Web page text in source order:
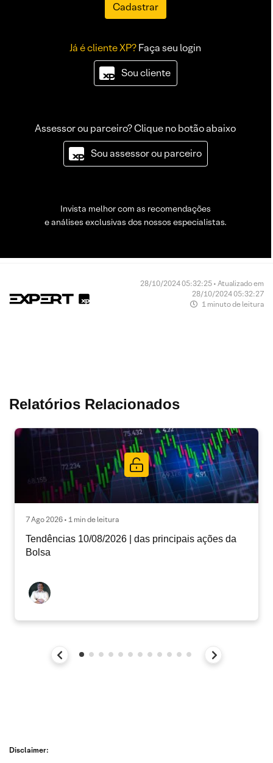
Cadastrar
Já é cliente XP?Faça seu login
Sou cliente
Assessor ou parceiro? Clique no botão abaixo
Sou assessor ou parceiro
Invista melhor com as recomendações
e análises exclusivas dos nossos especialistas.
28/10/2024 05:32:25 • Atualizado em
28/10/2024 05:32:27
1 minuto de leitura
Relatórios Relacionados
7 Ago 2026 • 1 min de leitura
Tendências 10/08/2026 | das principais ações da
Bolsa
Disclaimer: